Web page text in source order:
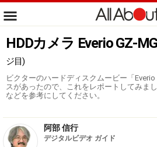
HDDカメラ Everio GZ-
ジ目)
ビクターのハードディスクムービー「
スがあったので、これをレポートしてみま
などを参考にしてください。
阿部 信行
デジタルビデオ ガイド